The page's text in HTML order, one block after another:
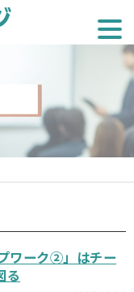
ワーク②」はチー
る